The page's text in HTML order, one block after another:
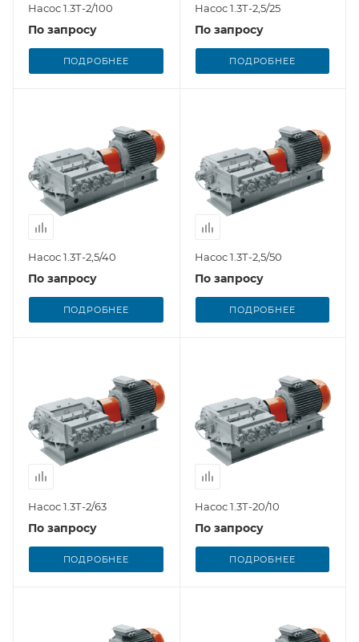
Насос 1.3Т-2/100
По запросу
ПОДРОБНЕЕ
Насос 1.3Т-2,5/25
По запросу
ПОДРОБНЕЕ
Насос 1.3Т-2,5/40
По запросу
ПОДРОБНЕЕ
Насос 1.3Т-2,5/50
По запросу
ПОДРОБНЕЕ
Насос 1.3Т-2/63
По запросу
ПОДРОБНЕЕ
Насос 1.3Т-20/10
По запросу
ПОДРОБНЕЕ